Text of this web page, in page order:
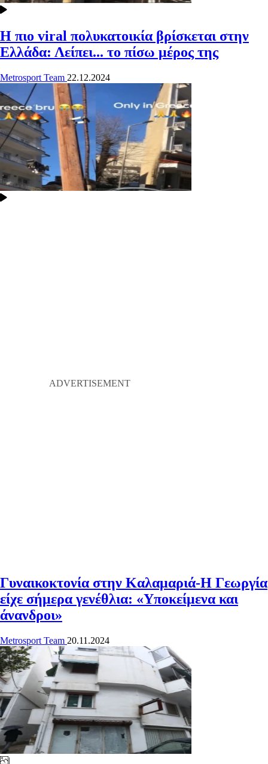
Η πιο viral πολυκατοικία βρίσκεται στην
Ελλάδα: Λείπει... το πίσω μέρος της
Metrosport Team 22.12.2024
Γυναικοκτονία στην Καλαμαριά-Η Γεωργία
είχε σήμερα γενέθλια: «Υποκείμενα και
άνανδροι»
Metrosport Team 20.11.2024